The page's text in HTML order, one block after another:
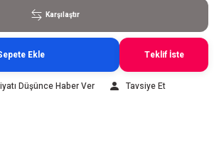
Karşılaştır
Ekle Teklif İste
Düşünce Haber Ver Tavsiye Et